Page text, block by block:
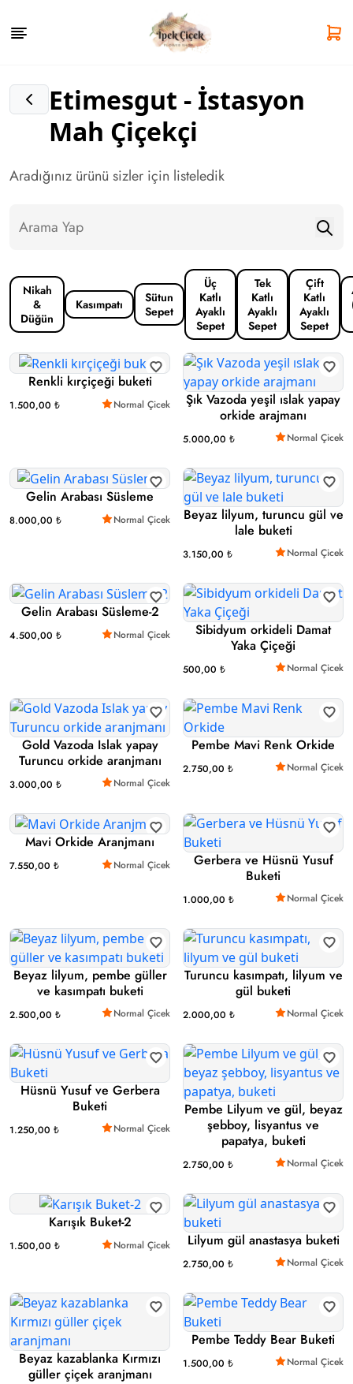
Etimesgut - İstasyon
Mah Çiçekçi
Aradığınız ürünü sizler için listeledik
Nikah
&
Düğün
Kasımpatı
Sütun
Sepet
Üç
Katlı
Ayaklı
Sepet
Tek
Katlı
Ayaklı
Sepet
Çift
Katlı
Ayaklı
Sepet
Renkli kırçiçeği buketi
1.500,00 ₺ Normal Çicek
Şık Vazoda yeşil ıslak yapay
orkide arajmanı
5.000,00 ₺ Normal Çicek
Gelin Arabası Süsleme
8.000,00 ₺ Normal Çicek
Beyaz lilyum, turuncu gül ve
lale buketi
3.150,00 ₺ Normal Çicek
Gelin Arabası Süsleme-2
4.500,00 ₺ Normal Çicek
Sibidyum orkideli Damat
Yaka Çiçeği
500,00 ₺ Normal Çicek
Gold Vazoda Islak yapay
Turuncu orkide aranjmanı
3.000,00 ₺ Normal Çicek
Pembe Mavi Renk Orkide
2.750,00 ₺ Normal Çicek
Mavi Orkide Aranjmanı
7.550,00 ₺ Normal Çicek
Gerbera ve Hüsnü Yusuf
Buketi
1.000,00 ₺ Normal Çicek
Beyaz lilyum, pembe güller
ve kasımpatı buketi
2.500,00 ₺ Normal Çicek
Turuncu kasımpatı, lilyum ve
gül buketi
2.000,00 ₺ Normal Çicek
Hüsnü Yusuf ve Gerbera
Buketi
1.250,00 ₺ Normal Çicek
Pembe Lilyum ve gül, beyaz
şebboy, lisyantus ve
papatya, buketi
2.750,00 ₺ Normal Çicek
Karışık Buket-2
1.500,00 ₺ Normal Çicek Lilyum gül anastasya buketi
2.750,00 ₺ Normal Çicek
Beyaz kazablanka Kırmızı
güller çiçek aranjmanı
Pembe Teddy Bear Buketi
1.500,00 ₺ Normal Çicek